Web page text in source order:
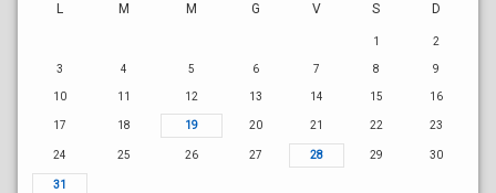
L M M G V S D
1 2
3 4 5 6 7 8 9
10 11 12 13 14 15 16
17 18 19 20 21 22 23
24 25 26 27 28 29 30
31